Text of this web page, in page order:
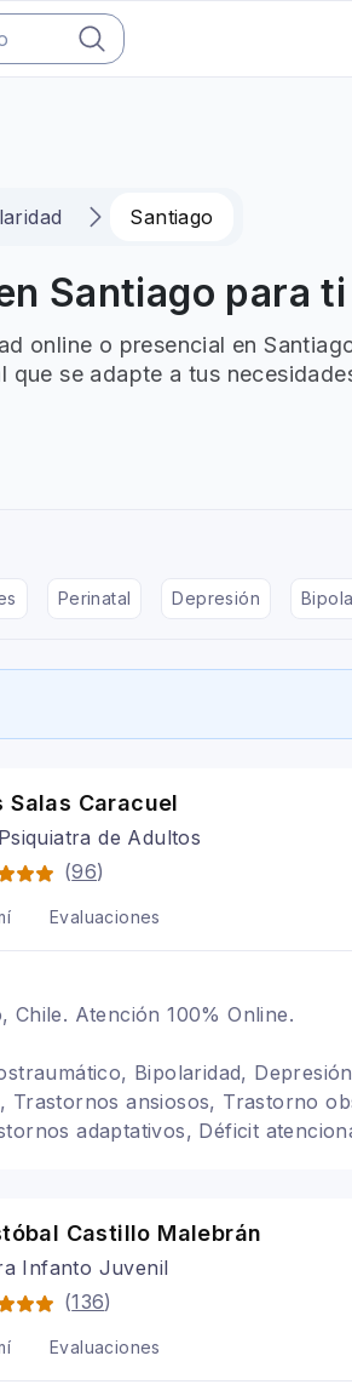
Santiago
Santiago para ti
online o presencial en
se adapte a tus
Perinatal Depresión
Salas Caracuel
de Adultos
(96)
Evaluaciones
Chile. Atención 100% Online.
Bipolaridad,
Trastornos ansiosos, Trastorno
adaptativos, Déficit
Castillo Malebrán
Infanto Juvenil
(136)
Evaluaciones